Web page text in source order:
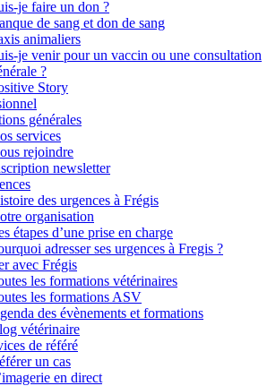
je faire un don ?
de sang et don de sang
animaliers
je venir pour un vaccin ou une consultation
?
Story
générales
services
rejoindre
newsletter
des urgences à Frégis
organisation
étapes d’une prise en charge
adresser ses urgences à Fregis ?
avec Frégis
les formations vétérinaires
les formations ASV
des évènements et formations
vétérinaire
de référé
un cas
en direct